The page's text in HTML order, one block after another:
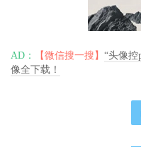
AD： 【微信搜一搜】 “头像
像全下载！